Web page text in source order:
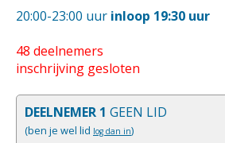
20:00-23:00 uur inloop 19:30 uur
48 deelnemers
inschrijving gesloten
DEELNEMER 1 GEEN LID
(ben je wel lid log dan in)